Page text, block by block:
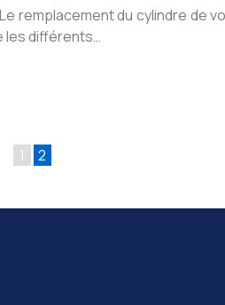
remplacement du cylindre
les différents…
1 2